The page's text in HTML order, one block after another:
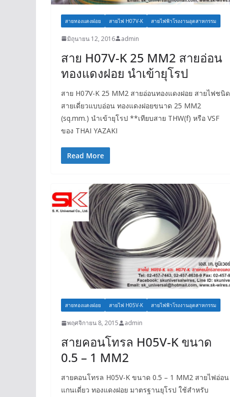
สายทองแดงฝอย สายไฟ H07V-K สายไฟฟ้าโรงงานอุตสาหกรรม
มิถุนายน 12, 2016 admin
สาย H07V-K 25 MM2 สายอ่อน
ทองแดงฝอย นำเข้ายุโรป
สาย H07V-K 25 MM2 สายอ่อนทองแดงฝอย สายไฟชนิด
สายเดี่ยวแบบอ่อน ทองแดงฝอยขนาด 25 MM2
(sq.mm.) นำเข้ายุโรป **เทียบสาย THW(f) หรือ VSF
ของ THAI YAZAKI
Read More
สายทองแดงฝอย สายไฟ H05V-K สายไฟฟ้าโรงงานอุตสาหกรรม
พฤศจิกายน 8, 2015 admin
สายคอนโทรล H05V-K ขนาด
0.5 – 1 MM2
สายคอนโทรล H05V-K ขนาด 0.5 – 1 MM2 สายไฟอ่อน
แกนเดี่ยว ทองแดงฝอย มาตรฐานยุโรป ใช้สำหรับ